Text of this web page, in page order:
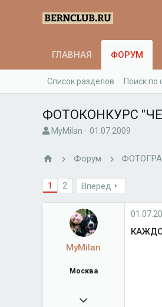
ГЛАВНАЯ ФОРУМ
Список разделов Поиск по
ФОТОКОНКУРС
А
о
MyMilan
Д
а
а
а
л
а
01.07.2009
Форум
1 2 Вперед
MyMilan
Москва
01.12.2007